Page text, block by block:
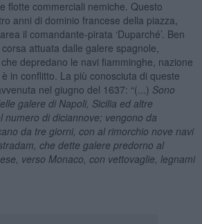
flotte commerciali nemiche. Questo
anni di dominio francese della piazza,
il comandante-pirata ‘Duparché’. Ben
attuata dalle galere spagnole,
depredano le navi fiamminghe, nazione
in conflitto. La più conosciuta di queste
nel giugno del 1637: “(...) Sono
galere di Napoli, Sicilia ed altre
numero di diciannove; vengono da
da tre giorni, con al rimorchio nove navi
che dette galere predorno al
verso Monaco, con vettovaglie, legnami